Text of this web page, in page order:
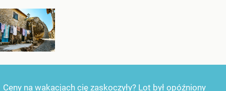
Ceny na wakacjach cię zaskoczyły? Lot był opóźniony